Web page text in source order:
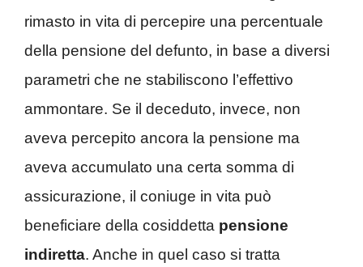
rimasto in vita di percepire una percentuale
della pensione del defunto, in base a diversi
parametri che ne stabiliscono l’effettivo
ammontare. Se il deceduto, invece, non
aveva percepito ancora la pensione ma
aveva accumulato una certa somma di
assicurazione, il coniuge in vita può
beneficiare della cosiddetta pensione
indiretta. Anche in quel caso si tratta